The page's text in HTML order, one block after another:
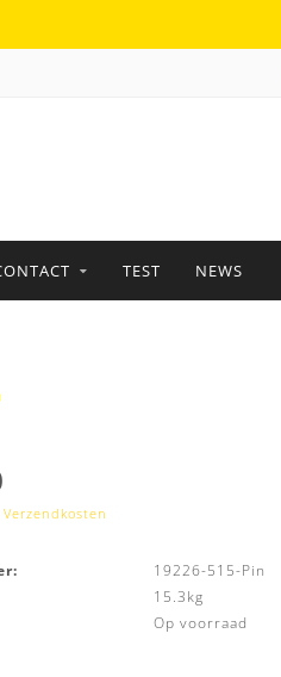
Meer dan 35
TEST NEWS
Verzendkosten
19226-515-Pin
15.3kg
Op voorraad